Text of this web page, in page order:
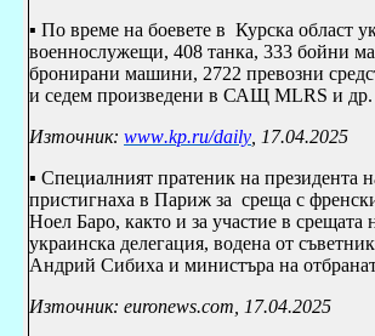
▪ По време на боевете в Курска област
военнослужещи, 408 танка, 333 бойни
бронирани машини, 2722 превозни
и седем произведени в САЩ MLRS и др.
Източник: www.kp.ru/daily , 17.04.2025
▪ Специалният пратеник на
пристигнаха в Париж за среща с
Ноел Баро, както и за участие в
украинска делегация, водена от
Андрий Сибиха и министъра на
Източник: euronews.com , 17.04.2025